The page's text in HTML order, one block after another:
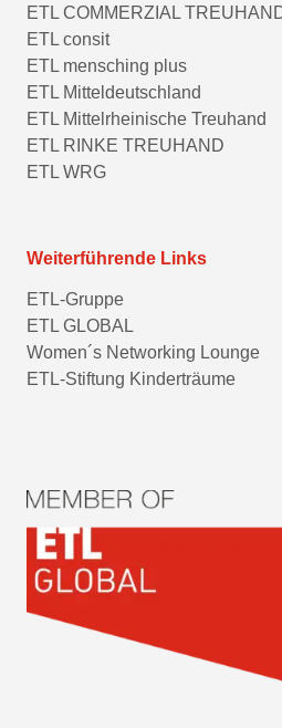
ETL COMMERZIAL
ETL consit
ETL mensching plus
ETL Mitteldeutschland
ETL Mittelrheinische Treuhand
ETL RINKE TREUHAND
ETL WRG
Weiterführende Links
ETL-Gruppe
ETL GLOBAL
Women´s Networking Lounge
ETL-Stiftung Kinderträume